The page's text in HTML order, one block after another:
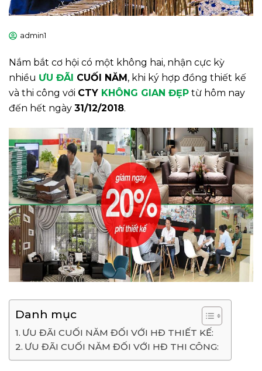
admin1
Nắm bắt cơ hội có một không hai, nhận cực kỳ
nhiều ƯU ĐÃI CUỐI NĂM , khi ký hợp đồng thiết kế
và thi công với CTY KHÔNG GIAN ĐẸP từ hôm nay
đến hết ngày 31/12/2018.
Danh mục
ƯU ĐÃI CUỐI NĂM ĐỐI VỚI HĐ THIẾT KẾ:
ƯU ĐÃI CUỐI NĂM ĐỐI VỚI HĐ THI CÔNG: